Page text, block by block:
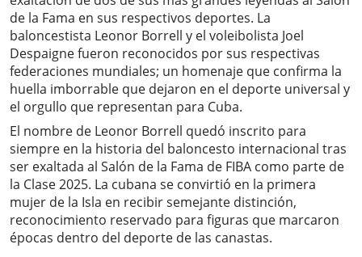
de la Fama en sus respectivos deportes. La
baloncestista Leonor Borrell y el voleibolista Joel
Despaigne fueron reconocidos por sus respectivas
federaciones mundiales; un homenaje que confirma la
huella imborrable que dejaron en el deporte universal y
el orgullo que representan para Cuba.
El nombre de Leonor Borrell quedó inscrito para
siempre en la historia del baloncesto internacional tras
ser exaltada al Salón de la Fama de FIBA como parte de
la Clase 2025. La cubana se convirtió en la primera
mujer de la Isla en recibir semejante distinción,
reconocimiento reservado para figuras que marcaron
épocas dentro del deporte de las canastas.